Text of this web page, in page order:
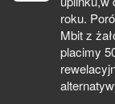
roku.
Mbit z
placimy